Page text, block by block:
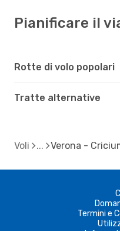
Pianificare il
Rotte di volo popolari
Tratte alternative
Voli Verona -
Termini e